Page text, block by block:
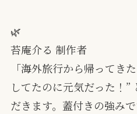
🌿
苔庵介る 制作者
「海外旅行から帰ってき
してたのに元気だった！
だきます。蓋付きの強みで